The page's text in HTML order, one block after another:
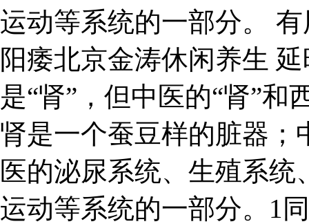
运动等系统的一部分。
阳痿北京金涛休闲养生
是“肾”，但中医的“肾”和
肾是一个蚕豆样的脏器；
医的泌尿系统、生殖系
运动等系统的一部分。1